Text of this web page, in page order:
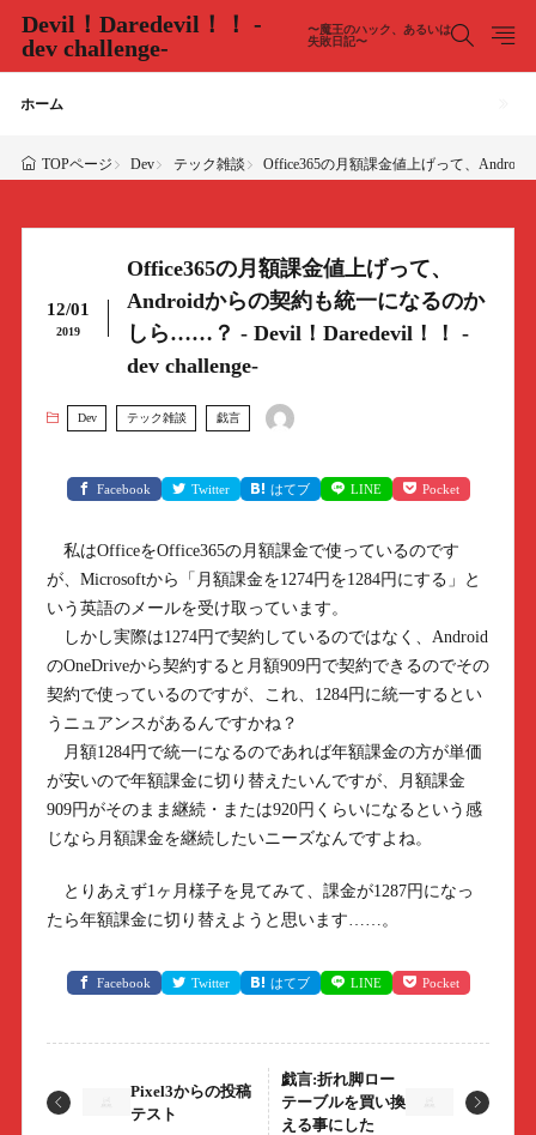
Devil！Daredevil！！ -
dev challenge-
〜魔王のハック、あるいは
失敗日記〜
ホーム
TOPページ Dev テック雑談 Office365の月額課金値上げって、
12/01
2019
Office365の月額課金値上げって、
Androidからの契約も統一になるのか
しら……？ - Devil！Daredevil！！ -
dev challenge-
Dev テック雑談 戯言
Facebook Twitter はてブ LINE Pocket
私はOfficeをOffice365の月額課金で使っているのです
が、Microsoftから「月額課金を1274円を1284円にする」と
いう英語のメールを受け取っています。
しかし実際は1274円で契約しているのではなく、Android
のOneDriveから契約すると月額909円で契約できるのでその
契約で使っているのですが、これ、1284円に統一するとい
うニュアンスがあるんですかね？
月額1284円で統一になるのであれば年額課金の方が単価
が安いので年額課金に切り替えたいんですが、月額課金
909円がそのまま継続・または920円くらいになるという感
じなら月額課金を継続したいニーズなんですよね。
とりあえず1ヶ月様子を見てみて、課金が1287円になっ
たら年額課金に切り替えようと思います……。
Facebook Twitter はてブ LINE Pocket
Pixel3からの投稿
テスト
戯言:折れ脚ロー
テーブルを買い換
える事にした